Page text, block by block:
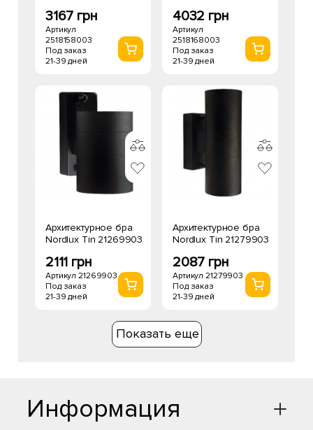
3167 грн
Артикул
2518158003
Под заказ
21-39 дней
4032 грн
Артикул
2518168003
Под заказ
21-39 дней
Архитектурное бра
Nordlux Tin 21269903
2111 грн
Артикул 21269903
Под заказ
21-39 дней
Архитектурное бра
Nordlux Tin 21279903
2087 грн
Артикул 21279903
Под заказ
21-39 дней
Показать еще
Информация